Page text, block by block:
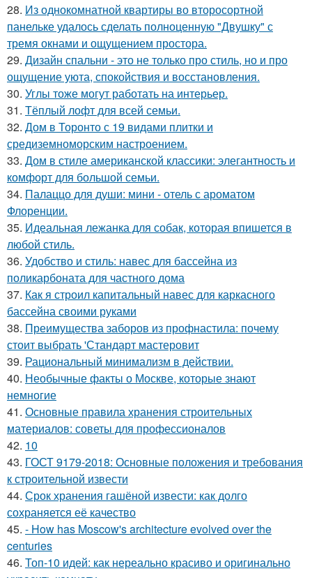
28. Из однокомнатной квартиры во второсортной
панельке удалось сделать полноценную "Двушку" с
тремя окнами и ощущением простора.
29. Дизайн спальни - это не только про стиль, но и про
ощущение уюта, спокойствия и восстановления.
30. Углы тоже могут работать на интерьер.
31. Тёплый лофт для всей семьи.
32. Дом в Торонто с 19 видами плитки и
средиземноморским настроением.
33. Дом в стиле американской классики: элегантность и
комфорт для большой семьи.
34. Палаццо для души: мини - отель с ароматом
Флоренции.
35. Идеальная лежанка для собак, которая впишется в
любой стиль.
36. Удобство и стиль: навес для бассейна из
поликарбоната для частного дома
37. Как я строил капитальный навес для каркасного
бассейна своими руками
38. Преимущества заборов из профнастила: почему
стоит выбрать 'Стандарт мастеровит
39. Рациональный минимализм в действии.
40. Необычные факты о Москве, которые знают
немногие
41. Основные правила хранения строительных
материалов: советы для профессионалов
42. 10
43. ГОСТ 9179-2018: Основные положения и требования
к строительной извести
44. Срок хранения гашёной извести: как долго
сохраняется её качество
45. - How has Moscow's architecture evolved over the
centuries
46. Топ-10 идей: как нереально красиво и оригинально